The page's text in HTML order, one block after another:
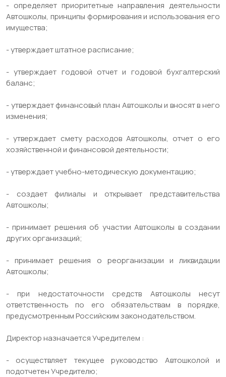
- определяет приоритетные направления деятельности
Автошколы, принципы формирования и использования его
имущества;
- утверждает штатное расписание;
- утверждает годовой отчет и годовой бухгалтерский
баланс;
- утверждает финансовый план Автошколы и вносят в него
изменения;
- утверждает смету расходов Автошколы, отчет о его
хозяйственной и финансовой деятельности;
- утверждает учебно-методическую документацию;
- создает филиалы и открывает представительства
Автошколы;
- принимает решения об участии Автошколы в создании
других организаций;
- принимает решения о реорганизации и ликвидации
Автошколы;
- при недостаточности средств Автошколы несут
ответственность по его обязательствам в порядке,
предусмотренным Российским законодательством.
Директор назначается Учредителем :
- осуществляет текущее руководство Автошколой и
подотчетен Учредителю;